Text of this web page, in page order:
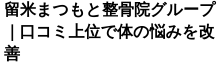
留米まつもと整骨院グループ
｜口コミ上位で体の悩みを改
善